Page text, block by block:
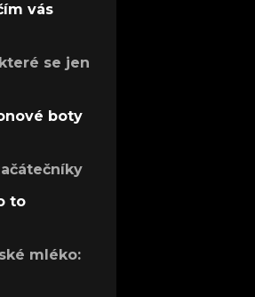
vás
se jen
boty
to
mléko: